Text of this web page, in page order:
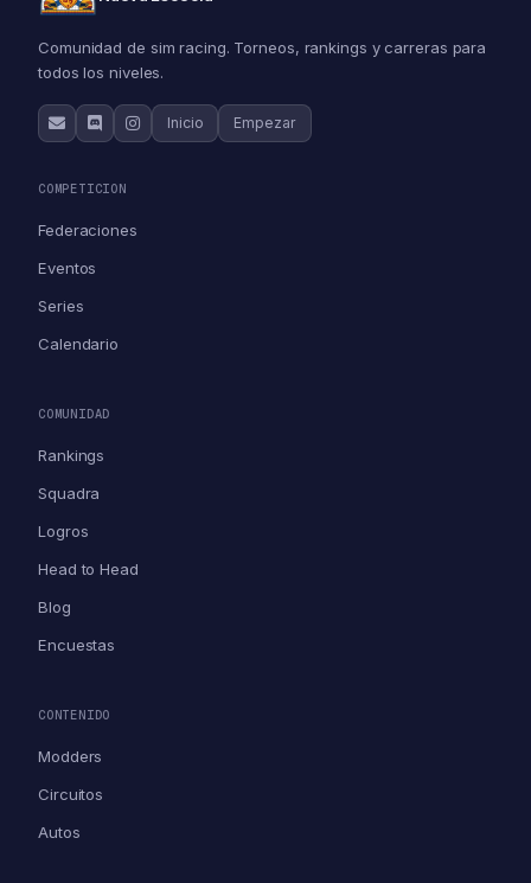
Comunidad de sim racing. Torneos, rankings y carreras para
todos los niveles.
Inicio Empezar
COMPETICION
Federaciones
Eventos
Series
Calendario
COMUNIDAD
Rankings
Squadra
Logros
Head to Head
Blog
Encuestas
CONTENIDO
Modders
Circuitos
Autos